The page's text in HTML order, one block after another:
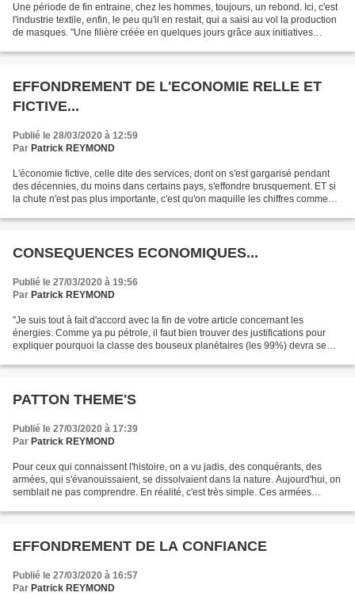
Une période de fin entraine, chez les hommes, toujours, un rebond. Ici, c'est
l'industrie textile, enfin, le peu qu'il en restait, qui a saisi au vol la production
de masques. "Une filière créée en quelques jours grâce aux initiatives
EFFONDREMENT DE L'ECONOMIE RELLE ET
FICTIVE...
Publié le 28/03/2020 à 12:59
Par Patrick REYMOND
L'économie fictive, celle dite des services, dont on s'est gargarisé pendant
des décennies, du moins dans certains pays, s'effondre brusquement. ET si
la chute n'est pas plus importante, c'est qu'on maquille les chiffres comme
CONSEQUENCES ECONOMIQUES...
Publié le 27/03/2020 à 19:56
Par Patrick REYMOND
"Je suis tout à fait d'accord avec la fin de votre article concernant les
énergies. Comme ya pu pétrole, il faut bien trouver des justifications pour
expliquer pourquoi la classe des bouseux planétaires (les 99%) devra se
PATTON THEME'S
Publié le 27/03/2020 à 17:39
Par Patrick REYMOND
Pour ceux qui connaissent l'histoire, on a vu jadis, des conquérants, des
armées, qui s'évanouissaient, se dissolvaient dans la nature. Aujourd'hui, on
semblait ne pas comprendre. En réalité, c'est très simple. Ces armées
EFFONDREMENT DE LA CONFIANCE
Publié le 27/03/2020 à 16:57
Par Patrick REYMOND